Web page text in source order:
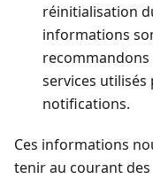
réinitialisation
informations
services utilisés
notifications.
Ces informations
tenir au courant